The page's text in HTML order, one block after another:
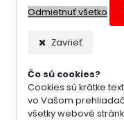
Odmietnuť všetko
Zavrieť
Čo sú cookies?
Cookies sú krátke
vo Vašom
všetky webové